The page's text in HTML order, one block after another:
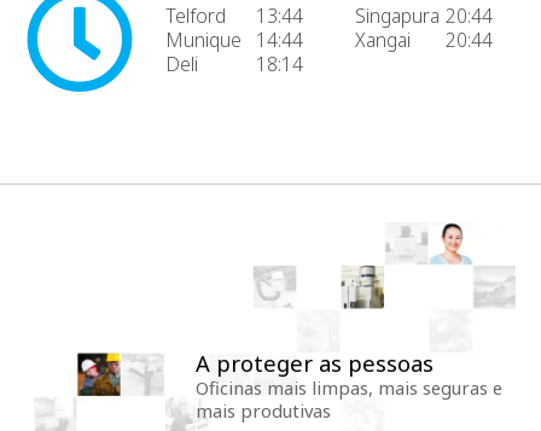
Telford
13:44
Munique
14:44
Deli
18:14
Singapura 20:44
Xangai
20:44
A proteger as pessoas
Oficinas mais limpas, mais seguras e
mais produtivas